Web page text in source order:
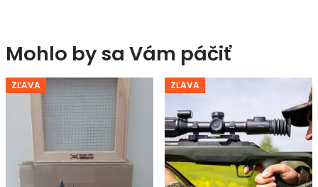
Mohlo by sa Vám páčiť
ZĽAVA